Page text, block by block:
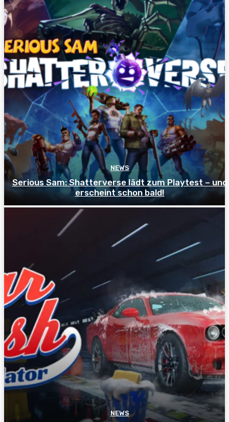
NEWS
Serious Sam: Shatterverse lädt zum Playtest – und
erscheint schon bald!
NEWS